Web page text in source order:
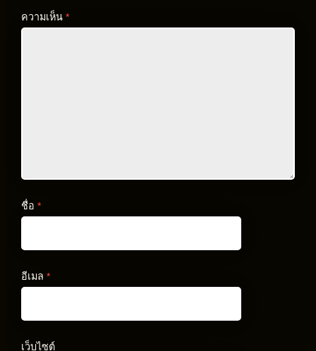
ความเห็น *
ชื่อ *
อีเมล *
เว็บไซต์